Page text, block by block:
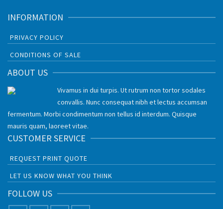
INFORMATION
PRIVACY POLICY
CONDITIONS OF SALE
ABOUT US
Vivamus in dui turpis. Ut rutrum non tortor sodales
convallis. Nunc consequat nibh et lectus accumsan
fermentum. Morbi condimentum non tellus id interdum. Quisque
mauris quam, laoreet vitae.
CUSTOMER SERVICE
REQUEST PRINT QUOTE
LET US KNOW WHAT YOU THINK
FOLLOW US